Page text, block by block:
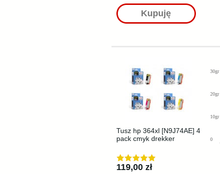
Kupuję
Tusz hp 364xl [N9J74AE] 4
pack cmyk drekker
119,00 zł
30gr
20gr
10gr
0